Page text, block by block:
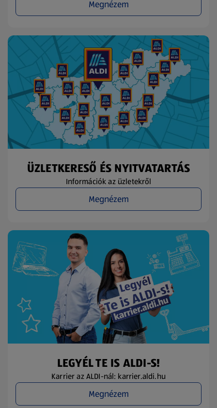
Megnézem
ÜZLETKERESŐ ÉS NYITVATARTÁS
Információk az üzletekről
Megnézem
LEGYÉL TE IS ALDI-S!
Karrier az ALDI-nál: karrier.aldi.hu
Megnézem